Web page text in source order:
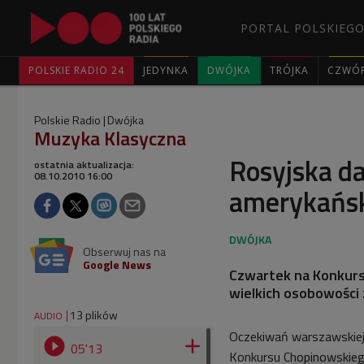
PORTAL
POLSKIE RADIO 24 JEDYNKA DWÓJKA TRÓJKA
Polskie Radio Dwójka
Muzyka Klasyczna
Rosyjska
ostatnia aktualizacja:
08.10.2010 16:00
Obserwuj nas na
Google News
Czwartek na
wielkich
AUDIO 13 plików
 05'13  Oczekiwań
Konkursu